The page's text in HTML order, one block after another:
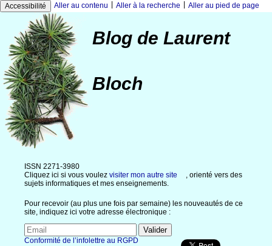
Accessibilité Aller au contenu Aller à la recherche Aller au pied de page
Blog de Laurent
Bloch
ISSN 2271-3980
Cliquez ici si vous voulez visiter mon autre site
, orienté vers des
sujets informatiques et mes enseignements.
Pour recevoir (au plus une fois par semaine) les nouveautés de ce
site, indiquez ici votre adresse électronique :
Conformité de l’infolettre au RGPD